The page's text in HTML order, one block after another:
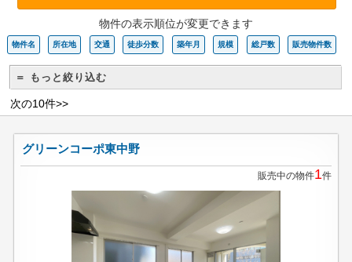
物件の表示順位が変更できます
物件名 所在地 交通 徒歩分数 築年月 規模 総戸数 販売物件数
＝ もっと絞り込む
次の10件>>
グリーンコーポ東中野
販売中の物件1件